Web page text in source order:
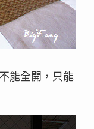
能全開，只能